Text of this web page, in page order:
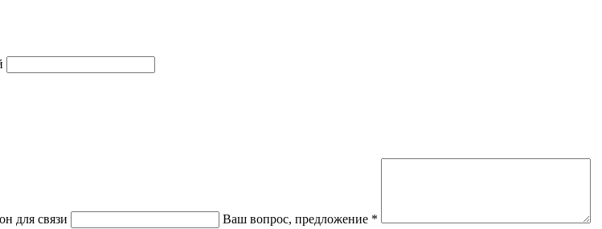
для связи Ваш вопрос, предложение *